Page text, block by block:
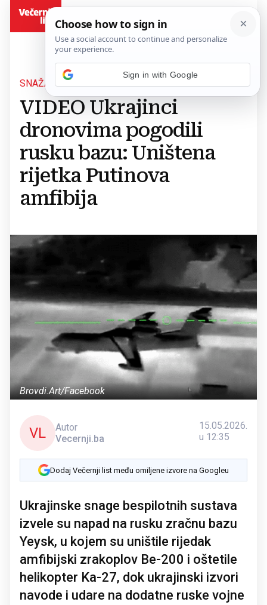
SNAŽAN UDAR
VIDEO Ukrajinci
dronovima pogodili
rusku bazu: Uništena
rijetka Putinova
amfibija
Brovdi.Art/Facebook
VL
Autor
Vecernji.ba
15.05.2026.
u 12:35
Dodaj Večernji list među omiljene izvore na Googleu
Ukrajinske snage bespilotnih sustava
izvele su napad na rusku zračnu bazu
Yeysk, u kojem su uništile rijedak
amfibijski zrakoplov Be-200 i oštetile
helikopter Ka-27, dok ukrajinski izvori
navode i udare na dodatne ruske vojne